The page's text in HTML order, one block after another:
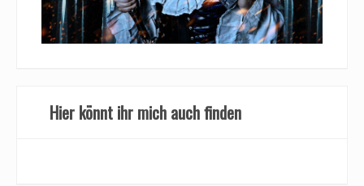
Hier könnt ihr mich auch finden